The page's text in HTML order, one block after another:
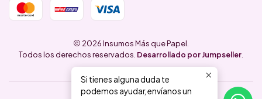
2026 Insumos Más que Papel.
Todos los derechos reservados. Desarrollado por Jumpseller
Si tienes alguna duda te
podemos ayudar, envíanos un